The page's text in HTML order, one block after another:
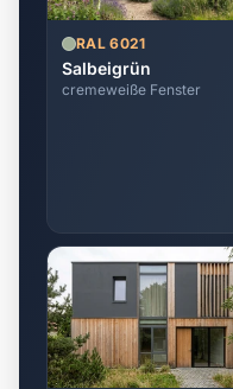
RAL 6021
Salbeigrün
cremeweiße Fenster